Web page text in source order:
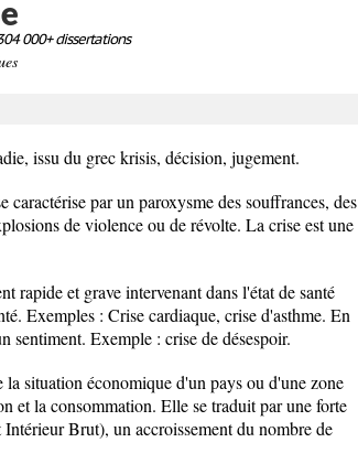
000+ dissertations
issu du grec krisis, décision, jugement.
par un paroxysme des souffrances, des
de violence ou de révolte. La crise est une
rapide et grave intervenant dans l'état de santé
Exemples : Crise cardiaque, crise d'asthme. En
sentiment. Exemple : crise de désespoir.
situation économique d'un pays ou d'une zone
et la consommation. Elle se traduit par une forte
Brut), un accroissement du nombre de